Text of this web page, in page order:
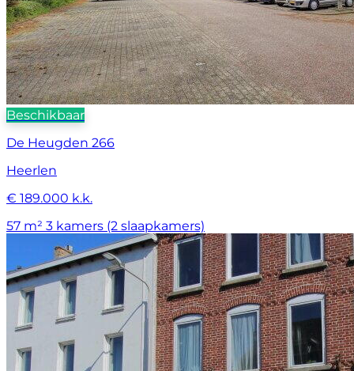
Beschikbaar
De Heugden 266
Heerlen
€ 189.000 k.k.
57 m² 3 kamers (2 slaapkamers)